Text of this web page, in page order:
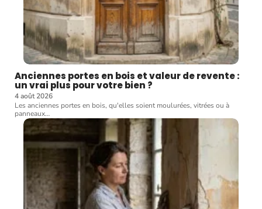
Anciennes portes en bois et valeur de revente :
un vrai plus pour votre bien ?
4 août 2026
Les anciennes portes en bois, qu'elles soient moulurées, vitrées ou à
panneaux…